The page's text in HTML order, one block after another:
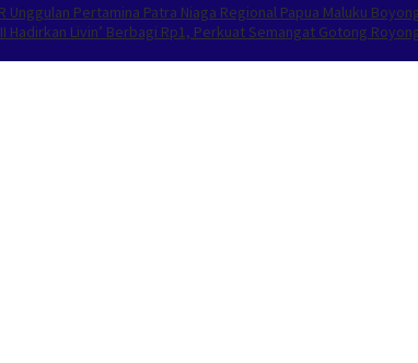
Unggulan Pertamina Patra Niaga Regional Papua Maluku
Hadirkan Livin’ Berbagi Rp1, Perkuat Semangat Gotong